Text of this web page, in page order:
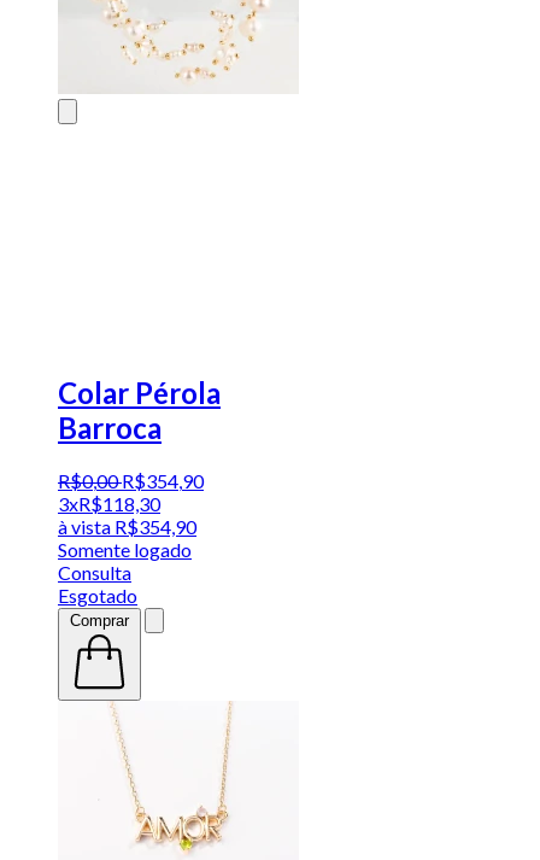
Colar Pérola
Barroca
R$0,00 R$354,90
3xR$118,30
à vista R$354,90
Somente logado
Consulta
Esgotado
Comprar